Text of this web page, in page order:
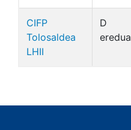
CIFP
Tolosaldea
LHII
D
eredua